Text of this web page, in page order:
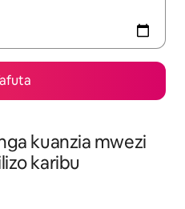
kuanzia mwezi
karibu